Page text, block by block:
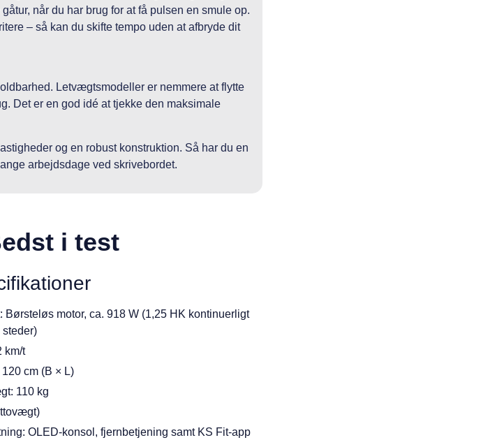
når du har brug for at få pulsen en smule op.
– så kan du skifte tempo uden at afbryde dit
Letvægtsmodeller er nemmere at flytte
Det er en god idé at tjekke den maksimale
og en robust konstruktion. Så har du en
arbejdsdage ved skrivebordet.
i test
Børsteløs motor, ca. 918 W (1,25 HK kontinuerligt
km/t
cm (B × L)
110 kg
OLED-konsol, fjernbetjening samt KS Fit-app